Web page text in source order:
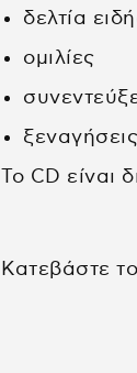
δελτία
ομιλίες
ξεναγήσεις
Το CD είναι
Κατεβάστε το